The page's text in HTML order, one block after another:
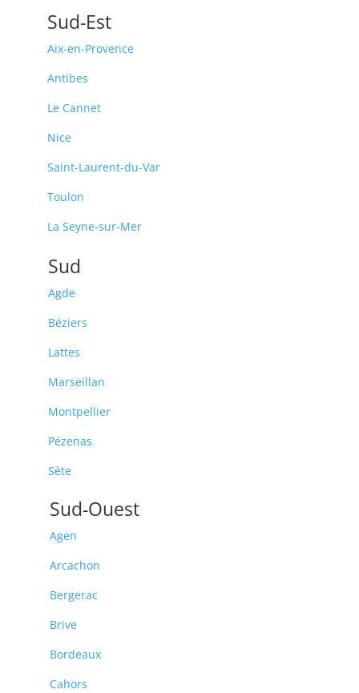
Sud-Est
Aix-en-Provence
Antibes
Le Cannet
Nice
Saint-Laurent-du-Var
Toulon
La Seyne-sur-Mer
Sud
Agde
Béziers
Lattes
Marseillan
Montpellier
Pézenas
Sète
Sud-Ouest
Agen
Arcachon
Bergerac
Brive
Bordeaux
Cahors